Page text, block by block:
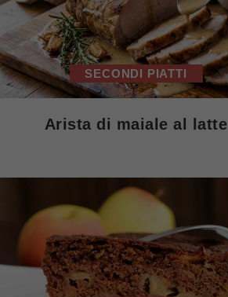
SECONDI PIATTI
Arista di maiale al latte